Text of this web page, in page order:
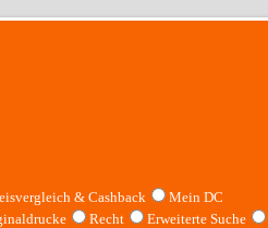
& Cashback
Mein DC
Recht Erweiterte Suche